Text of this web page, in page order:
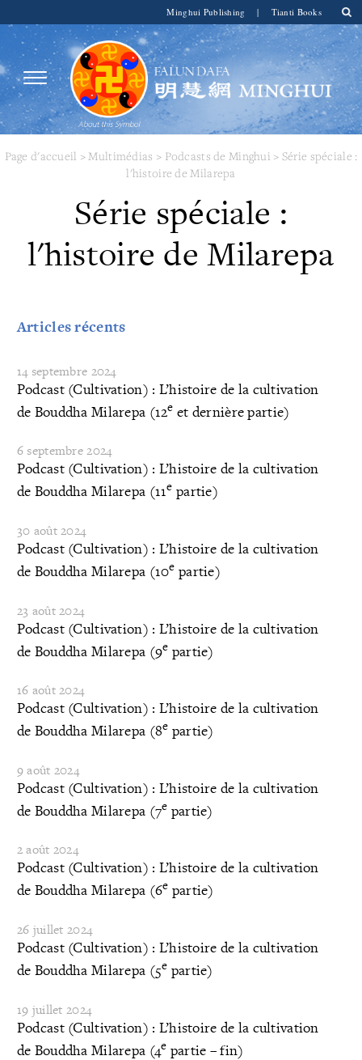
Minghui Publishing | Tianti Books
Page d'accueil >Multimédias > Podcasts de Minghui > Série spéciale :
l'histoire de Milarepa
Série spéciale :
l'histoire de Milarepa
Articles récents
14 septembre 2024
Podcast (Cultivation) : L’histoire de la cultivation
de Bouddha Milarepa (12e et dernière partie)
6 septembre 2024
Podcast (Cultivation) : L’histoire de la cultivation
de Bouddha Milarepa (11e partie)
30 août 2024
Podcast (Cultivation) : L’histoire de la cultivation
de Bouddha Milarepa (10e partie)
23 août 2024
Podcast (Cultivation) : L’histoire de la cultivation
de Bouddha Milarepa (9e partie)
16 août 2024
Podcast (Cultivation) : L’histoire de la cultivation
de Bouddha Milarepa (8e partie)
9 août 2024
Podcast (Cultivation) : L’histoire de la cultivation
de Bouddha Milarepa (7e partie)
2 août 2024
Podcast (Cultivation) : L’histoire de la cultivation
de Bouddha Milarepa (6e partie)
26 juillet 2024
Podcast (Cultivation) : L’histoire de la cultivation
de Bouddha Milarepa (5e partie)
19 juillet 2024
Podcast (Cultivation) : L’histoire de la cultivation
de Bouddha Milarepa (4e partie – fin)